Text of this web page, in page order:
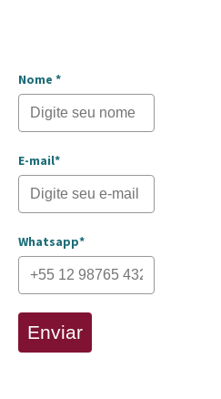
Nome *
E-mail*
Whatsapp*
Enviar